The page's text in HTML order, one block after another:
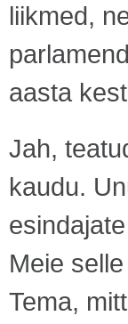
liikmed,
aasta
Jah,
kaudu.
Meie
Tema,